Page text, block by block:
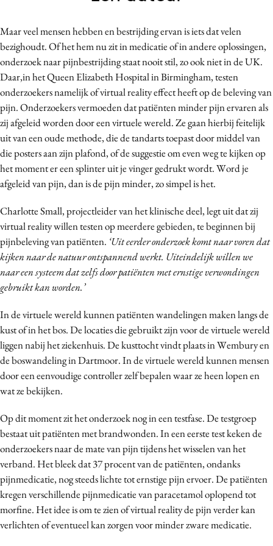
Campagnes
Carriere
Contentmarketing
Craft
Customer Experience
Data & Insights
Design
Digital transformation
Diversiteit
Gedragsverandering
Influencer marketing
Interne communicatie
Media
Programmatic
Purpose Marketing
Reputatie & crisis
Maar veel mensen hebben en bestrijding ervan is iets dat velen
bezighoudt. Of het hem nu zit in medicatie of in andere oplossingen,
onderzoek naar pijnbestrijding staat nooit stil, zo ook niet in de UK.
Daar,in het Queen Elizabeth Hospital in Birmingham, testen
onderzoekers namelijk of virtual reality effect heeft op de beleving van
pijn. Onderzoekers vermoeden dat patiënten minder pijn ervaren als
zij afgeleid worden door een virtuele wereld. Ze gaan hierbij feitelijk
uit van een oude methode, die de tandarts toepast door middel van
die posters aan zijn plafond, of de suggestie om even weg te kijken op
het moment er een splinter uit je vinger gedrukt wordt. Word je
afgeleid van pijn, dan is de pijn minder, zo simpel is het.
Charlotte Small, projectleider van het klinische deel, legt uit dat zij
virtual reality willen testen op meerdere gebieden, te beginnen bij
pijnbeleving van patiënten. ‘Uit eerder onderzoek komt naar voren dat
kijken naar de natuur ontspannend werkt. Uiteindelijk willen we
naar een systeem dat zelfs door patiënten met ernstige verwondingen
gebruikt kan worden.’
In de virtuele wereld kunnen patiënten wandelingen maken langs de
kust of in het bos. De locaties die gebruikt zijn voor de virtuele wereld
liggen nabij het ziekenhuis. De kusttocht vindt plaats in Wembury en
de boswandeling in Dartmoor. In de virtuele wereld kunnen mensen
door een eenvoudige controller zelf bepalen waar ze heen lopen en
wat ze bekijken.
Op dit moment zit het onderzoek nog in een testfase. De testgroep
bestaat uit patiënten met brandwonden. In een eerste test keken de
onderzoekers naar de mate van pijn tijdens het wisselen van het
verband. Het bleek dat 37 procent van de patiënten, ondanks
pijnmedicatie, nog steeds lichte tot ernstige pijn ervoer. De patiënten
kregen verschillende pijnmedicatie van paracetamol oplopend tot
morfine. Het idee is om te zien of virtual reality de pijn verder kan
verlichten of eventueel kan zorgen voor minder zware medicatie.